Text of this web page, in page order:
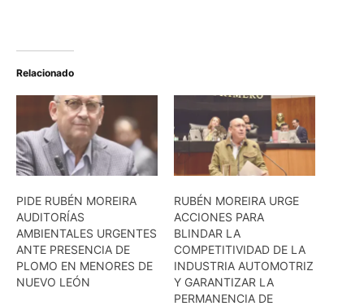
Relacionado
PIDE RUBÉN MOREIRA
AUDITORÍAS
AMBIENTALES URGENTES
ANTE PRESENCIA DE
PLOMO EN MENORES DE
NUEVO LEÓN
RUBÉN MOREIRA URGE
ACCIONES PARA
BLINDAR LA
COMPETITIVIDAD DE LA
INDUSTRIA AUTOMOTRIZ
Y GARANTIZAR LA
PERMANENCIA DE